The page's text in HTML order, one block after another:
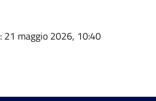
: 21 maggio 2026, 10:40